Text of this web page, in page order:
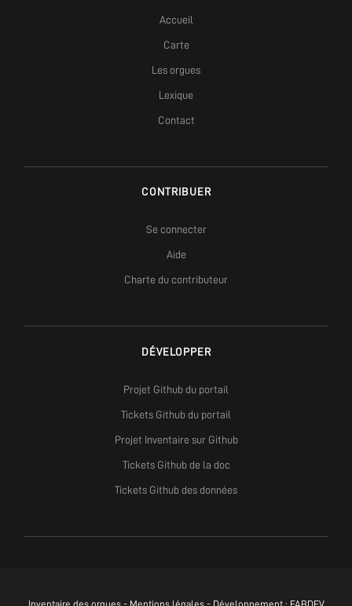
Accueil
Carte
Les orgues
Lexique
Contact
CONTRIBUER
Se connecter
Aide
Charte du contributeur
DÉVELOPPER
Projet Github du portail
Tickets Github du portail
Projet Inventaire sur Github
Tickets Github de la doc
Tickets Github des données